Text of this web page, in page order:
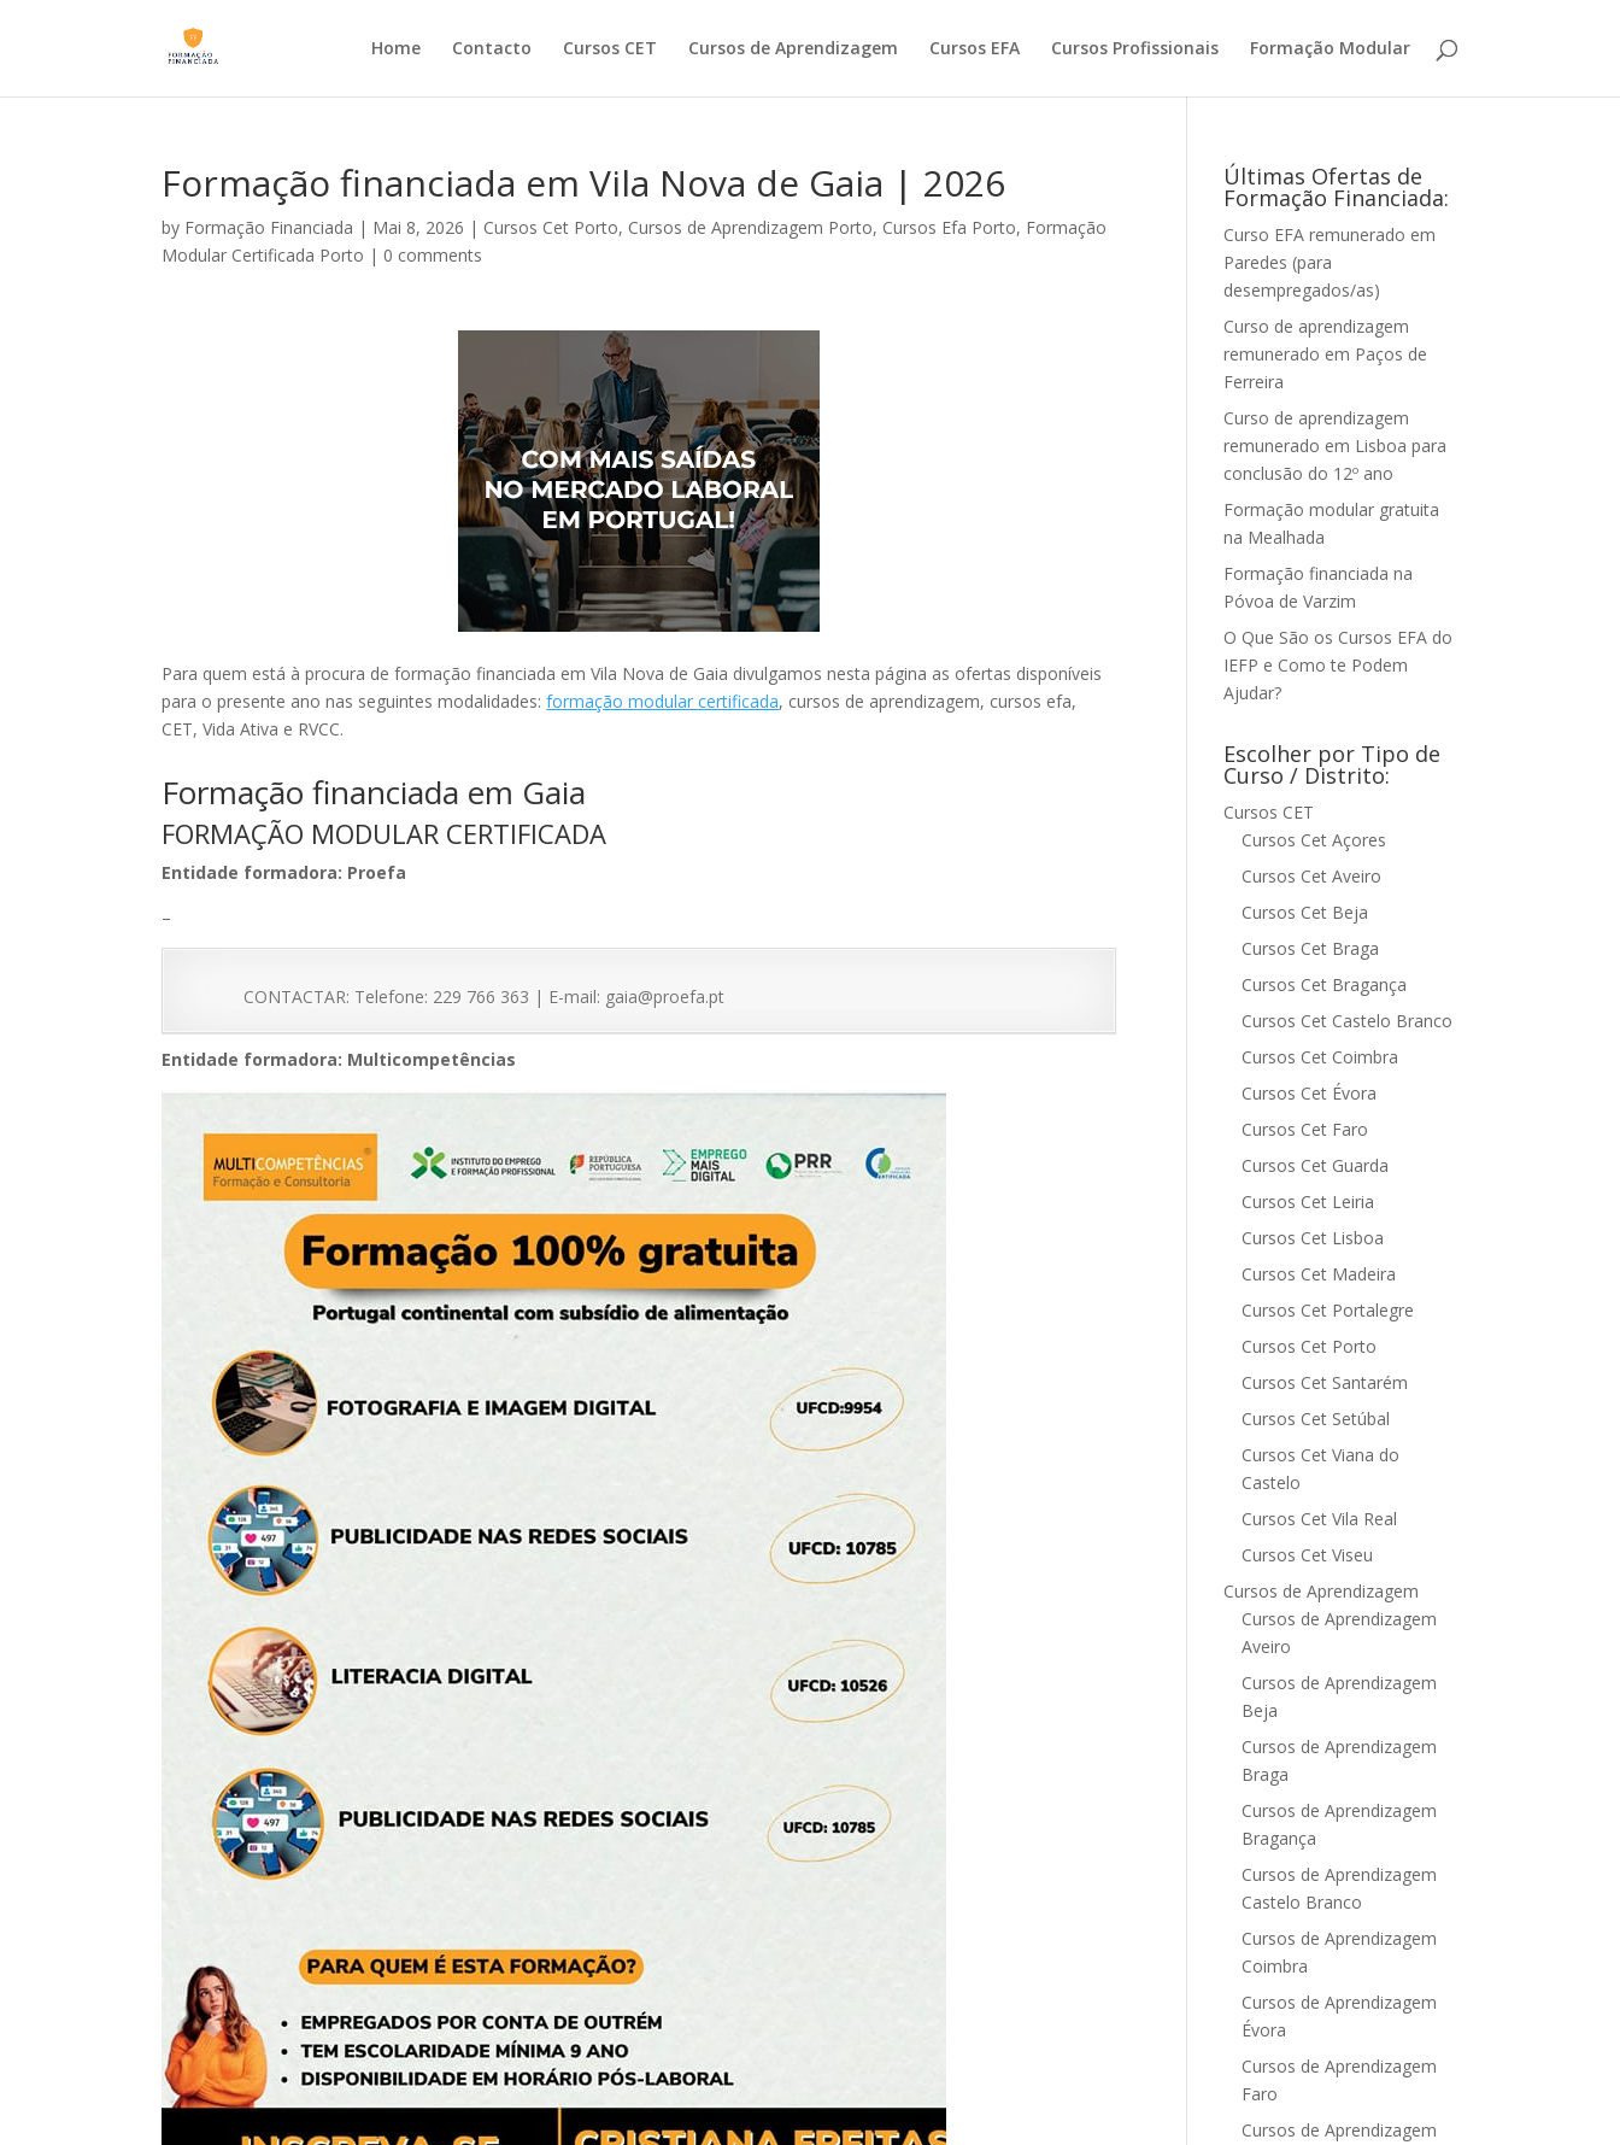
Home Contacto Cursos CET Cursos de Aprendizagem Cursos EFA Cursos Profissionais Formação Modular
Formação financiada em Vila Nova de Gaia | 2026
by Formação Financiada | Mai 8, 2026 | Cursos Cet Porto, Cursos de Aprendizagem Porto, Cursos Efa Porto, Formação
Modular Certificada Porto | 0 comments
Para quem está à procura de formação financiada em Vila Nova de Gaia divulgamos nesta página as ofertas disponíveis
para o presente ano nas seguintes modalidades:formação modular certificada, cursos de aprendizagem, cursos efa,
CET, Vida Ativa e RVCC.
Formação financiada em Gaia
FORMAÇÃO MODULAR CERTIFICADA
Entidade formadora: Proefa
–
CONTACTAR: Telefone: 229 766 363 | E-mail: gaia@proefa.pt
Entidade formadora: Multicompetências
Últimas Ofertas de
Formação Financiada:
Curso EFA remunerado em
Paredes (para
desempregados/as)
Curso de aprendizagem
remunerado em Paços de
Ferreira
Curso de aprendizagem
remunerado em Lisboa para
conclusão do 12º ano
Formação modular gratuita
na Mealhada
Formação financiada na
Póvoa de Varzim
O Que São os Cursos EFA do
IEFP e Como te Podem
Ajudar?
Escolher por Tipo de
Curso / Distrito:
Cursos CET
Cursos Cet Açores
Cursos Cet Aveiro
Cursos Cet Beja
Cursos Cet Braga
Cursos Cet Bragança
Cursos Cet Castelo Branco
Cursos Cet Coimbra
Cursos Cet Évora
Cursos Cet Faro
Cursos Cet Guarda
Cursos Cet Leiria
Cursos Cet Lisboa
Cursos Cet Madeira
Cursos Cet Portalegre
Cursos Cet Porto
Cursos Cet Santarém
Cursos Cet Setúbal
Cursos Cet Viana do
Castelo
Cursos Cet Vila Real
Cursos Cet Viseu
Cursos de Aprendizagem
Cursos de Aprendizagem
Aveiro
Cursos de Aprendizagem
Beja
Cursos de Aprendizagem
Braga
Cursos de Aprendizagem
Bragança
Cursos de Aprendizagem
Castelo Branco
Cursos de Aprendizagem
Coimbra
Cursos de Aprendizagem
Évora
Cursos de Aprendizagem
Faro
Cursos de Aprendizagem